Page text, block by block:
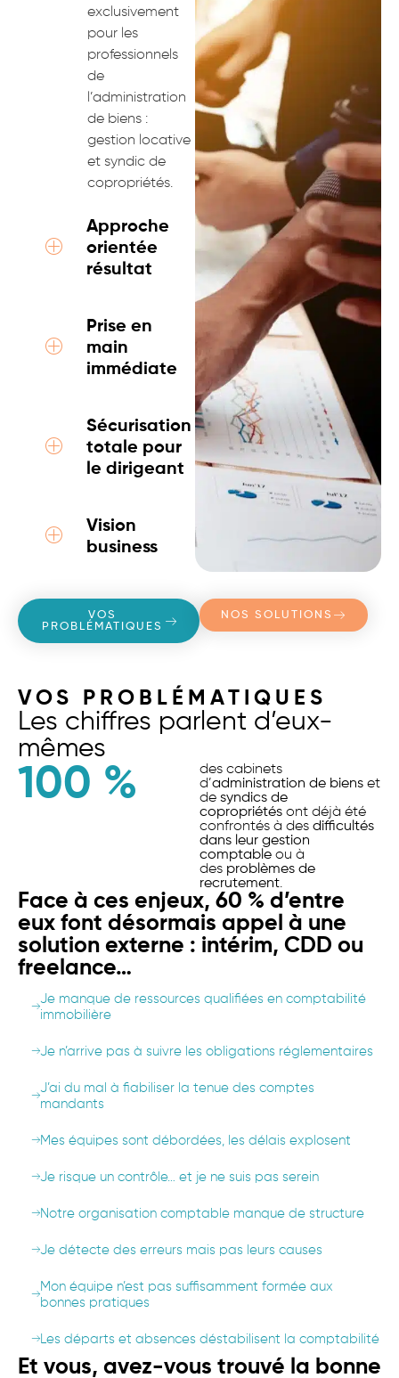
exclusivement
pour les
professionnels
de
l’administration
de biens :
gestion locative
et syndic de
copropriétés.
Approche
orientée
résultat
Prise en
main
immédiate
Sécurisation
totale pour
le dirigeant
Vision
business
VOS
PROBLÉMATIQUES
NOS SOLUTIONS
VOS PROBLÉMATIQUES
Les chiffres parlent d’eux-
mêmes
100 %
des cabinets
d’administration de biens et
de syndics de
copropriétés ont déjà été
confrontés à des difficultés
dans leur gestion
comptable ou à
des problèmes de
recrutement.
Face à ces enjeux, 60 % d’entre
eux font désormais appel à une
solution externe : intérim, CDD ou
freelance…
Je manque de ressources qualifiées en comptabilité
immobilière
Je n’arrive pas à suivre les obligations réglementaires
J’ai du mal à fiabiliser la tenue des comptes
mandants
Mes équipes sont débordées, les délais explosent
Je risque un contrôle… et je ne suis pas serein
Notre organisation comptable manque de structure
Je détecte des erreurs mais pas leurs causes
Mon équipe n’est pas suffisamment formée aux
bonnes pratiques
Les départs et absences déstabilisent la comptabilité
Et vous, avez-vous trouvé la bonne